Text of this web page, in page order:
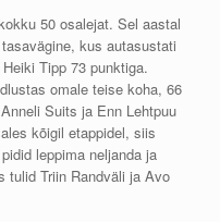
50 osalejat. Sel aastal
kus autasustati
Tipp 73 punktiga.
omale teise koha, 66
Suits ja Enn Lehtpuu
kõigil etappidel, siis
leppima neljanda ja
tulid Triin Randväli ja Avo